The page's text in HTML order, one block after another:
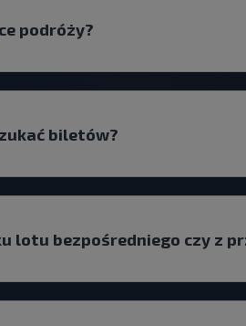
podróży?
biletów?
lotu bezpośredniego czy z